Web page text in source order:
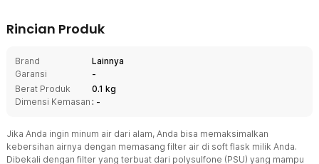
Rincian Produk
Brand
Lainnya
Garansi
-
Berat Produk
0.1 kg
Dimensi Kemasan : -
Jika Anda ingin minum air dari alam, Anda bisa memaksimalkan
kebersihan airnya dengan memasang filter air di soft flask milik Anda.
Dibekali dengan filter yang terbuat dari polysulfone (PSU) yang mampu